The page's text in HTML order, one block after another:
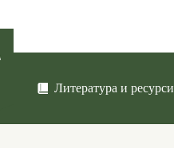
Литература и ресурси